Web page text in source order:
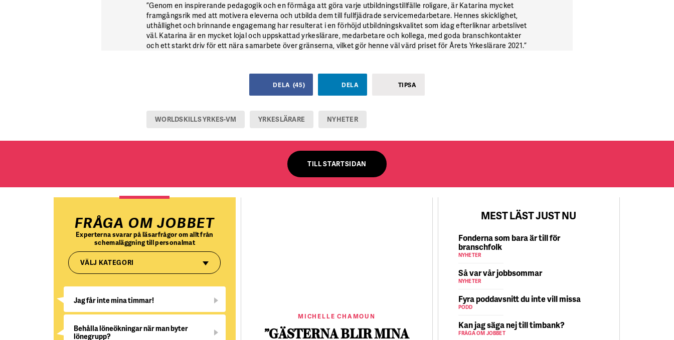
”Genom en inspirerande pedagogik och en förmåga att göra varje utbildningstillfälle roligare, är Katarina mycket
framgångsrik med att motivera eleverna och utbilda dem till fullfjädrade servicemedarbetare. Hennes skicklighet,
uthållighet och brinnande engagemang har resulterat i en förhöjd utbildningskvalitet som idag efterliknar arbetslivet
väl. Katarina är en mycket lojal och uppskattad yrkeslärare, medarbetare och kollega, med goda branschkontakter
och ett starkt driv för ett nära samarbete över gränserna, vilket gör henne väl värd priset för Årets Yrkeslärare 2021.”
DELA (45) DELA TIPSA
WORLDSKILLS YRKES-VM YRKESLÄRARE NYHETER
TILL STARTSIDAN
FRÅGA OM JOBBET
Experterna svarar på läsarfrågor om allt från
schemaläggning till personalmat
VÄLJ KATEGORI
Jag får inte mina timmar!
Behålla löneökningar när man byter
lönegrupp?
MICHELLE CHAMOUN
”GÄSTERNA BLIR MINA
MEST LÄST JUST NU
Fonderna som bara är till för
branschfolk
NYHETER
Så var vår jobbsommar
NYHETER
Fyra poddavsnitt du inte vill missa
PODD
Kan jag säga nej till timbank?
FRÅGA OM JOBBET